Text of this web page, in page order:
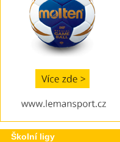
Školní ligy